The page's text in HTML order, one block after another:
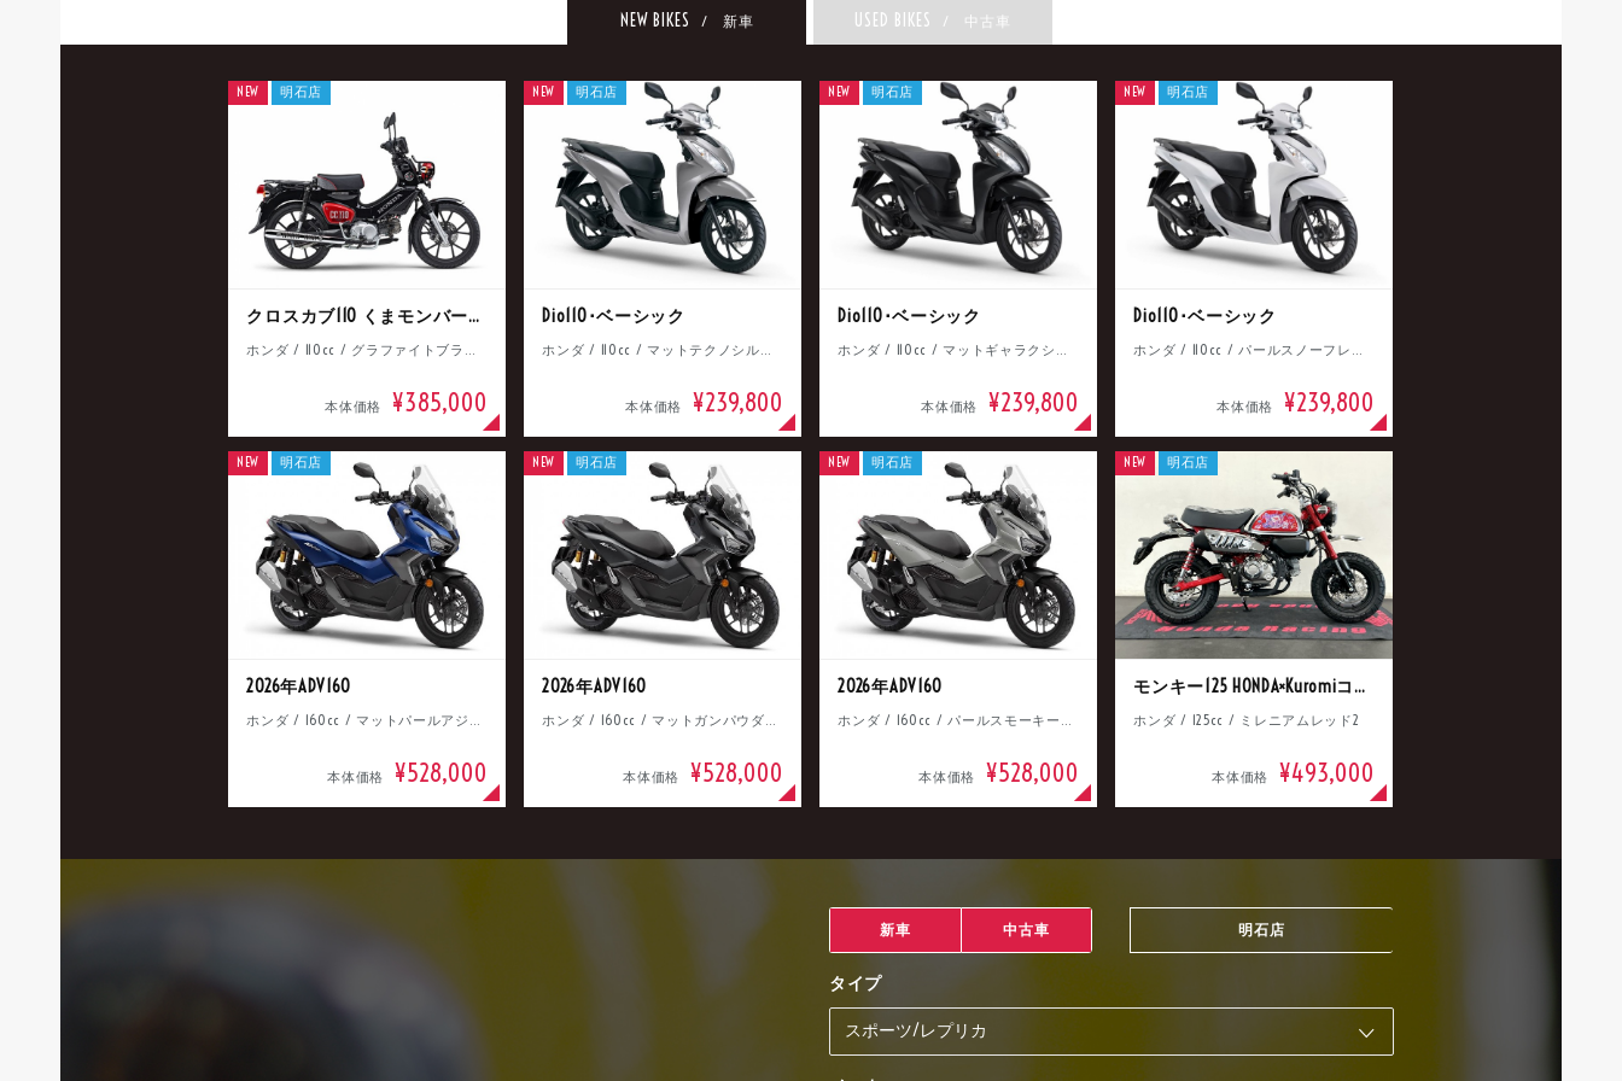
NEW BIKES / 新車 USED BIKES / 中古車
クロスカブ110 くまモンバージョン
ホンダ / 110cc / グラファイトブラック
本体価格 ¥385,000
NEW 明石店
Dio110･ベーシック
ホンダ / 110cc / マットテクノシルバーメタリック
本体価格 ¥239,800
NEW 明石店
Dio110･ベーシック
ホンダ / 110cc / マットギャラクシーブラックメタリック
本体価格 ¥239,800
NEW 明石店
Dio110･ベーシック
ホンダ / 110cc / パールスノーフレークホワイト
本体価格 ¥239,800
NEW 明石店
2026年ADV160
ホンダ / 160cc / マットパールアジャイルブルー
本体価格 ¥528,000
NEW 明石店
2026年ADV160
ホンダ / 160cc / マットガンパウダーブラックメタリック
本体価格 ¥528,000
NEW 明石店
2026年ADV160
ホンダ / 160cc / パールスモーキーグレー
本体価格 ¥528,000
NEW 明石店
モンキー125 HONDA×Kuromiコラボ
ホンダ / 125cc / ミレニアムレッド2
本体価格 ¥493,000
NEW 明石店
新車 中古車 明石店
タイプ